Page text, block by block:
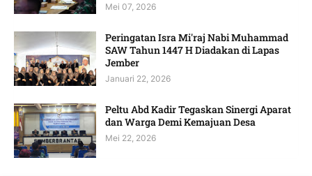
Mei 07, 2026
Peringatan Isra Mi'raj Nabi Muhammad
SAW Tahun 1447 H Diadakan di Lapas
Jember
Januari 22, 2026
Peltu Abd Kadir Tegaskan Sinergi Aparat
dan Warga Demi Kemajuan Desa
Mei 22, 2026